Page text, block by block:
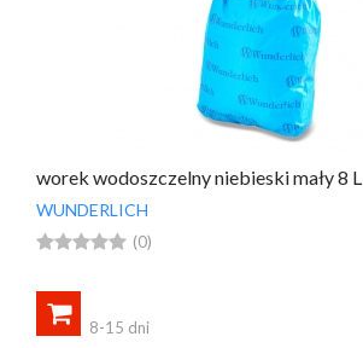
worek wodoszczelny niebieski mały 8 L
WUNDERLICH
 (0)

8-15 dni